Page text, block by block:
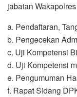
jabatan
a. Pendaftaran,
b. Pengecekan
c. Uji Kompetensi
d. Uji Kompetensi
e. Pengumuman
f. Rapat Sidang